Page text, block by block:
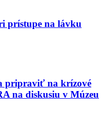
prístupe na lávku
pripraviť na krízové
na diskusiu v Múzeu